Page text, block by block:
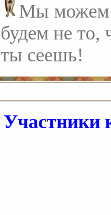
Мы можем
будем не то,
ты сеешь!
Участники